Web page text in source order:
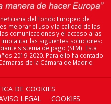
del Fondo Europeo de
mejorar el uso y la calidad de las
comunicaciones y el acceso a las
las siguientes soluciones:
sistema de pago (SEM). Esta
2019-2020. Para ello ha contado
de la Cámara de Madrid.
DE COOKIES
LEGAL
COOKIES